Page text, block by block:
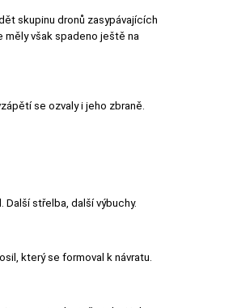
skupinu dronů zasypávajících
však spadeno ještě na
se ozvaly i jeho zbraně.
střelba, další výbuchy.
který se formoval k návratu.